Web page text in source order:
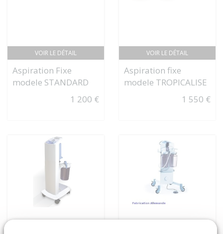
VOIR LE DÉTAIL
Aspiration Fixe
modele STANDARD
1 200 €
VOIR LE DÉTAIL
Aspiration fixe
modele TROPICALISE
1 550 €